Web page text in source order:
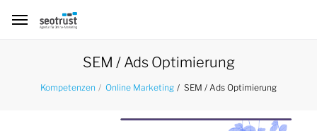
SEM / Ads Optimierung
Kompetenzen Online Marketing SEM / Ads Optimierung